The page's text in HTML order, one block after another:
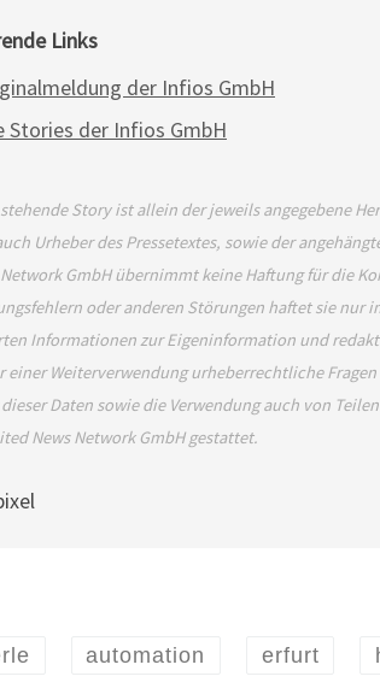
Links
der Infios GmbH
Stories der Infios GmbH
Story ist allein der jeweils angegebene
Urheber des Pressetextes, sowie der
GmbH übernimmt keine Haftung für die
oder anderen Störungen haftet sie nur
Informationen zur Eigeninformation und
einer Weiterverwendung urheberrechtliche
Daten sowie die Verwendung auch von
News Network GmbH gestattet.
automation erfurt